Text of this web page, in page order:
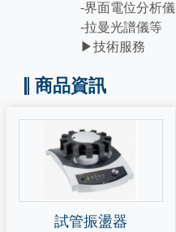
-界面電位分析儀
-拉曼光譜儀等
▶技術服務
商品資訊
試管振盪器